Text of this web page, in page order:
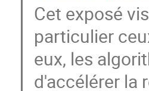
Cet exposé
particulier
eux, les
d'accélérer la